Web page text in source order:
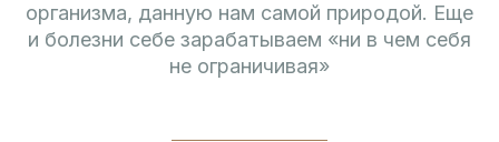
организма, данную нам самой природой. Еще
и болезни себе зарабатываем «ни в чем себя
не ограничивая»